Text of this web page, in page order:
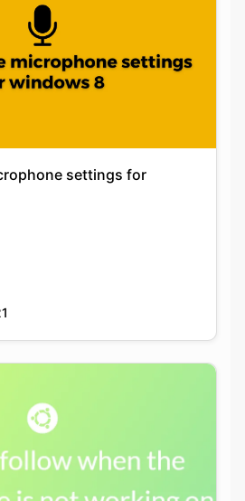
settings for